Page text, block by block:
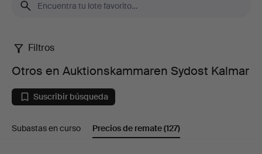
Otros
en
Auktionskammaren
Sydost
Filtros
Otros en Auktionskammaren Sydost Kalmar
Suscribir búsqueda
Subastas en curso Precios de remate(127)